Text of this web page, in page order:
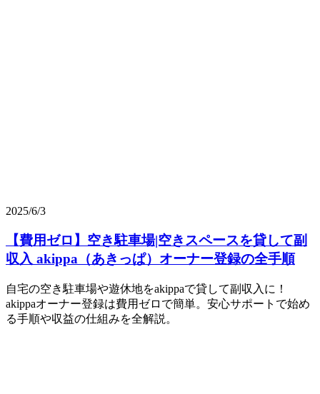
2025/6/3
【費用ゼロ】空き駐車場|空きスペースを貸して副
収入 akippa（あきっぱ）オーナー登録の全手順
自宅の空き駐車場や遊休地をakippaで貸して副収入に！
akippaオーナー登録は費用ゼロで簡単。安心サポートで始め
る手順や収益の仕組みを全解説。